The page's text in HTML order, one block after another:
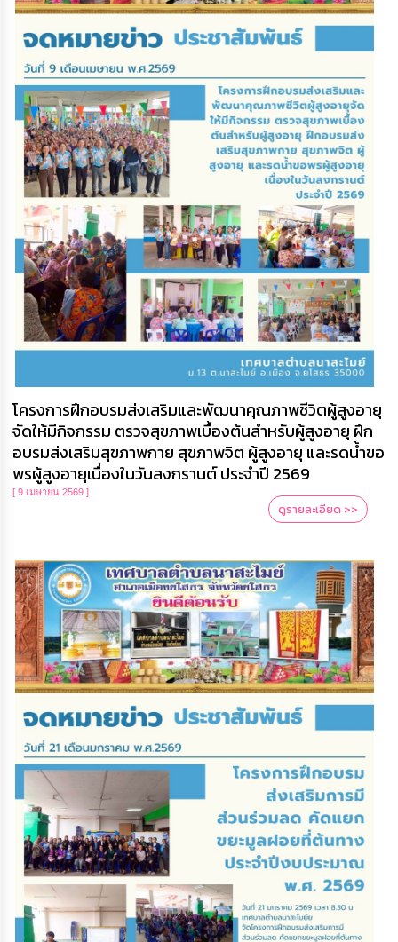
โครงการฝึกอบรมส่งเสริมและพัฒนาคุณภาพชีวิตผู้สูงอายุ
จัดให้มีกิจกรรม ตรวจสุขภาพเบื้องต้นสำหรับผู้สูงอายุ ฝึก
อบรมส่งเสริมสุขภาพกาย สุขภาพจิต ผู้สูงอายุ และรดน้ำขอ
พรผู้สูงอายุเนื่องในวันสงกรานต์ ประจำปี 2569
[ 9 เมษายน 2569 ]
ดูรายละเอียด >>